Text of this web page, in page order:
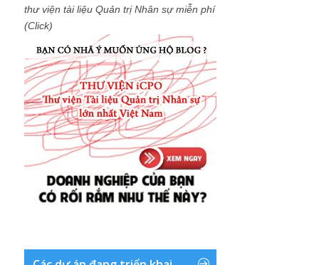
thư viện tài liệu Quản trị Nhân sự miễn phí
(Click)